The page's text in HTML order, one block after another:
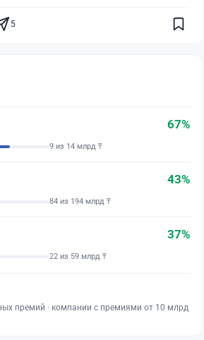
5
67%
9 из 14 млрд ₸
43%
84 из 194 млрд ₸
37%
22 из 59 млрд ₸
премий · компании с премиями от 10 млрд